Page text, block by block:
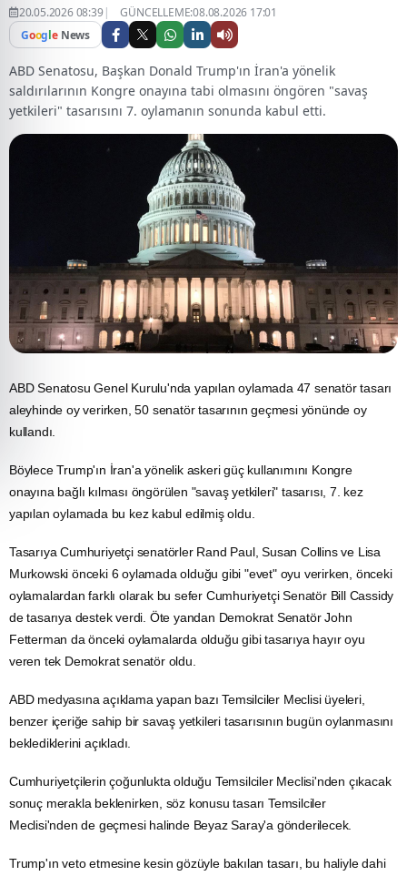
20.05.2026 08:39
GÜNCELLEME:08.08.2026 17:01
Google News
ABD Senatosu, Başkan Donald Trump'ın İran'a yönelik
saldırılarının Kongre onayına tabi olmasını öngören "savaş
yetkileri" tasarısını 7. oylamanın sonunda kabul etti.
ABDSenatosu Genel Kurulu'nda yapılan oylamada 47 senatör tasarı
aleyhinde oy verirken, 50 senatör tasarının geçmesi yönünde oy
kullandı.
Böylece Trump'ın İran'a yönelik askeri güç kullanımını Kongre
onayına bağlı kılması öngörülen "savaş yetkileri" tasarısı, 7. kez
yapılan oylamada bu kez kabul edilmiş oldu.
Tasarıya Cumhuriyetçi senatörler Rand Paul, Susan Collins ve Lisa
Murkowski önceki 6 oylamada olduğu gibi "evet" oyu verirken, önceki
oylamalardan farklı olarak bu sefer Cumhuriyetçi Senatör Bill Cassidy
de tasarıya destek verdi. Öte yandan Demokrat Senatör John
Fetterman da önceki oylamalarda olduğu gibi tasarıya hayır oyu
veren tek Demokrat senatör oldu.
ABD medyasına açıklama yapan bazı Temsilciler Meclisi üyeleri,
benzer içeriğe sahip birsavaş yetkileri tasarısının bugün oylanmasını
beklediklerini açıkladı.
Cumhuriyetçilerin çoğunlukta olduğu Temsilciler Meclisi'nden çıkacak
sonuç merakla beklenirken, söz konusu tasarı Temsilciler
Meclisi'nden de geçmesi halinde Beyaz Saray'a gönderilecek.
Trump'ın veto etmesine kesin gözüyle bakılan tasarı, bu haliyle dahi